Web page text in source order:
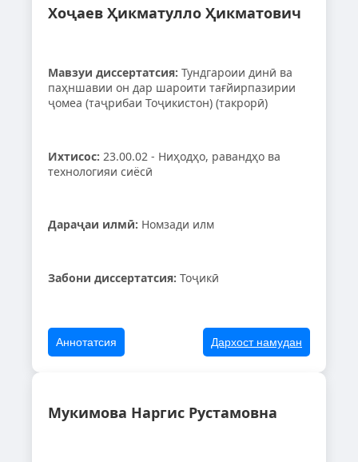
Хоҷаев Ҳикматулло Ҳикматович
Мавзуи диссертатсия: Тундгароии динӣ ва
паҳншавии он дар шароити тағйирпазирии
ҷомеа (таҷрибаи Тоҷикистон) (такрорӣ)
Ихтисос: 23.00.02 - Ниҳодҳо, равандҳо ва
технологияи сиёсӣ
Дараҷаи илмӣ: Номзади илм
Забони диссертатсия: Тоҷикӣ
Аннотатсия Дархост намудан
Мукимова Наргис Рустамовна